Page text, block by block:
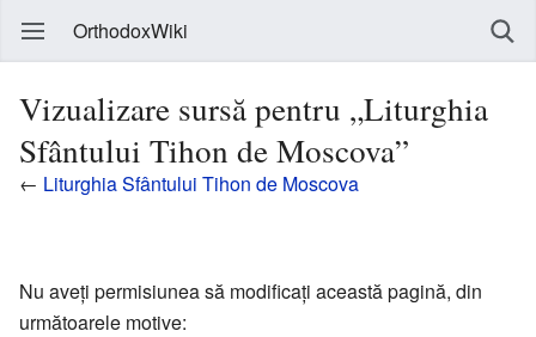
OrthodoxWiki
Vizualizare sursă pentru „Liturghia
Sfântului Tihon de Moscova”
← Liturghia Sfântului Tihon de Moscova
Nu aveți permisiunea să modificați această pagină, din
următoarele motive: